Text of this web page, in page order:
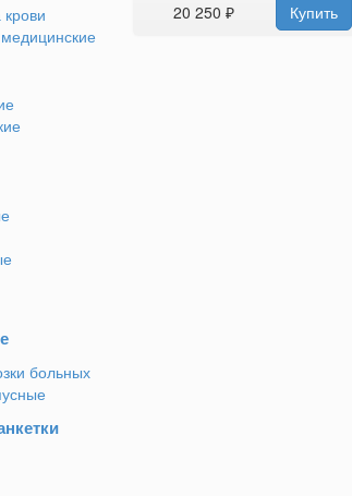
больных
20 250 ₽
Купить